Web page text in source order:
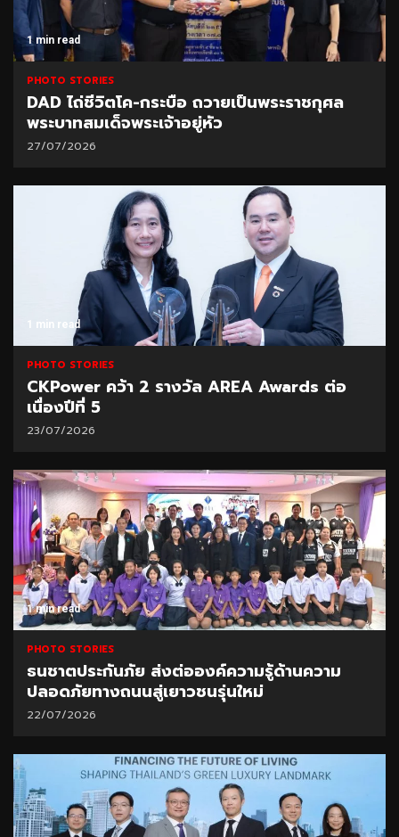
1 min read
PHOTO STORIES
DAD ไถ่ชีวิตโค-กระบือ ถวายเป็นพระราชกุศล
พระบาทสมเด็จพระเจ้าอยู่หัว
27/07/2026
1 min read
PHOTO STORIES
CKPower คว้า 2 รางวัล AREA Awards ต่อ
เนื่องปีที่ 5
23/07/2026
1 min read
PHOTO STORIES
ธนชาตประกันภัย ส่งต่อองค์ความรู้ด้านความ
ปลอดภัยทางถนนสู่เยาวชนรุ่นใหม่
22/07/2026